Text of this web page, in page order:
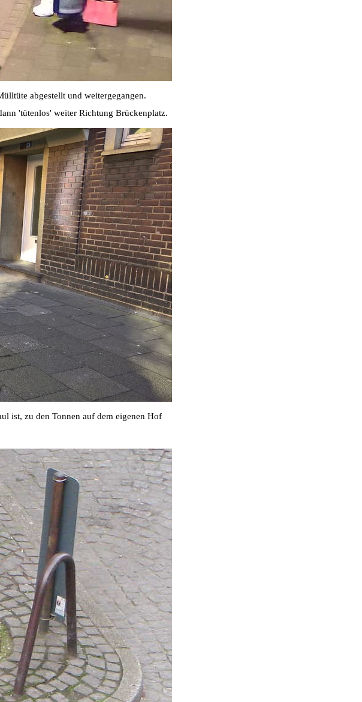
abgestellt und weitergegangen.
'tütenlos' weiter Richtung Brückenplatz.
ist, zu den Tonnen auf dem eigenen Hof